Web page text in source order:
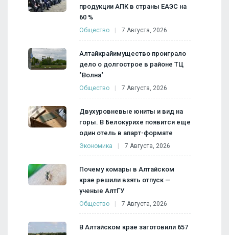
продукции АПК в страны ЕАЭС на
60 %
Общество 7 Августа, 2026
Алтайкрайимущество проиграло
дело о долгострое в районе ТЦ
"Волна"
Общество 7 Августа, 2026
Двухуровневые юниты и вид на
горы. В Белокурихе появится еще
один отель в апарт-формате
Экономика 7 Августа, 2026
Почему комары в Алтайском
крае решили взять отпуск —
ученые АлтГУ
Общество 7 Августа, 2026
В Алтайском крае заготовили 657